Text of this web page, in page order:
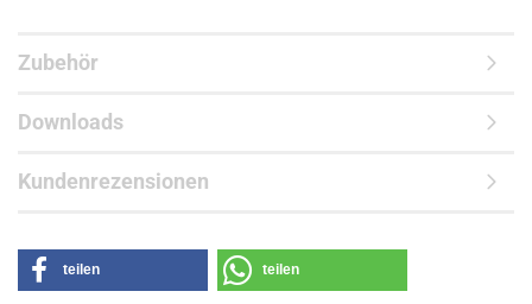
Zubehör
Downloads
Kundenrezensionen
teilen teilen